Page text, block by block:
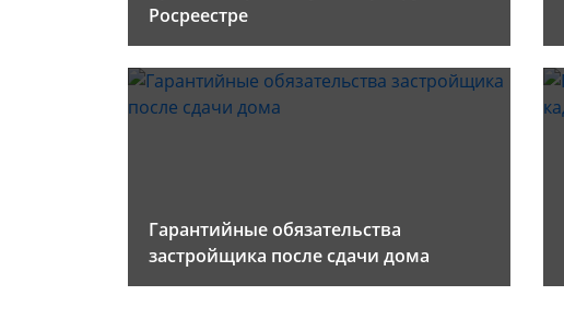
Росреестре
Гарантийные обязательства
застройщика после сдачи дома